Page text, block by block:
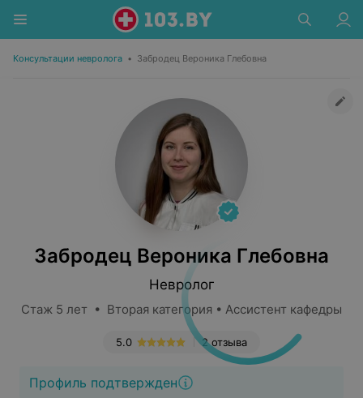
Консультации невролога • Забродец Вероника Глебовна
Забродец Вероника Глебовна
Невролог
Стаж 5 лет • Вторая категория • Ассистент кафедры
2 отзыва
5.0
Профиль подтвержден